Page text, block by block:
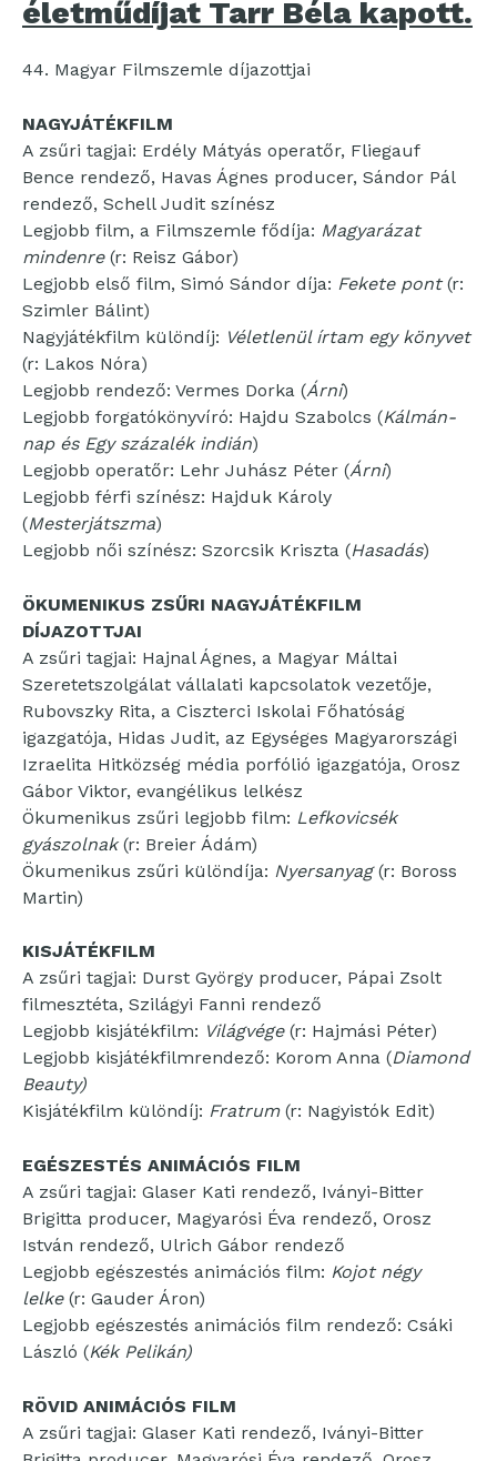
életműdíjat Tarr Béla kapott.
44. Magyar Filmszemle díjazottjai
NAGYJÁTÉKFILM
A zsűri tagjai: Erdély Mátyás operatőr, Fliegauf
Bence rendező, Havas Ágnes producer, Sándor Pál
rendező, Schell Judit színész
Legjobb film, a Filmszemle fődíja: Magyarázat
mindenre(r: Reisz Gábor)
Legjobb első film, Simó Sándor díja: Fekete pont(r:
Szimler Bálint)
Nagyjátékfilm különdíj: Véletlenül írtam egy könyvet
(r: Lakos Nóra)
Legjobb rendező: Vermes Dorka (Árni)
Legjobb forgatókönyvíró: Hajdu Szabolcs (Kálmán-
nap és Egy százalék indián)
Legjobb operatőr: Lehr Juhász Péter (Árni)
Legjobb férfi színész: Hajduk Károly
(Mesterjátszma)
Legjobb női színész: Szorcsik Kriszta (Hasadás)
ÖKUMENIKUS ZSŰRI NAGYJÁTÉKFILM
DÍJAZOTTJAI
A zsűri tagjai: Hajnal Ágnes, a Magyar Máltai
Szeretetszolgálat vállalati kapcsolatok vezetője,
Rubovszky Rita, a Ciszterci Iskolai Főhatóság
igazgatója, Hidas Judit, az Egységes Magyarországi
Izraelita Hitközség média porfólió igazgatója, Orosz
Gábor Viktor, evangélikus lelkész
Ökumenikus zsűri legjobb film: Lefkovicsék
gyászolnak(r: Breier Ádám)
Ökumenikus zsűri különdíja: Nyersanyag(r: Boross
Martin)
KISJÁTÉKFILM
A zsűri tagjai: Durst György producer, Pápai Zsolt
filmesztéta, Szilágyi Fanni rendező
Legjobb kisjátékfilm: Világvége(r: Hajmási Péter)
Legjobb kisjátékfilmrendező: Korom Anna (Diamond
Beauty)
Kisjátékfilm különdíj: Fratrum(r: Nagyistók Edit)
EGÉSZESTÉS ANIMÁCIÓS FILM
A zsűri tagjai: Glaser Kati rendező, Iványi-Bitter
Brigitta producer, Magyarósi Éva rendező, Orosz
István rendező, Ulrich Gábor rendező
Legjobb egészestés animációs film: Kojot négy
lelke(r: Gauder Áron)
Legjobb egészestés animációs film rendező: Csáki
László (Kék Pelikán)
RÖVID ANIMÁCIÓS FILM
A zsűri tagjai: Glaser Kati rendező, Iványi-Bitter